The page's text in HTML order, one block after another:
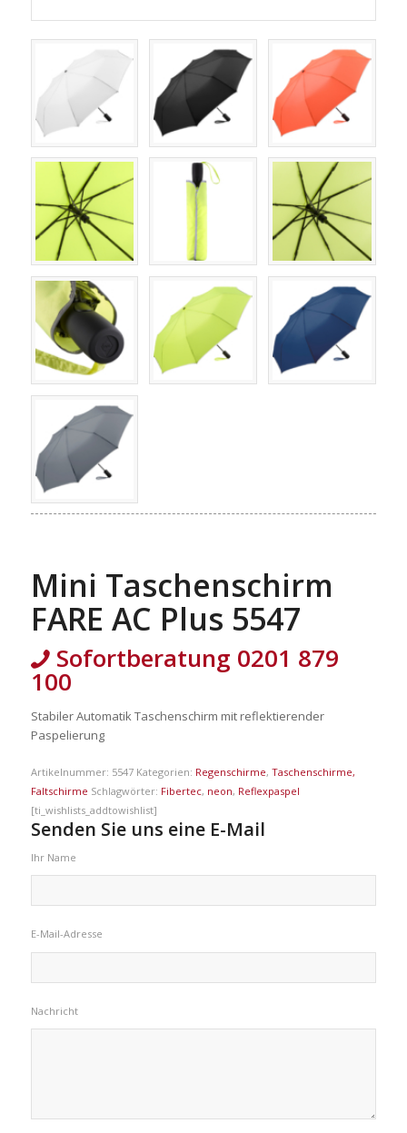
Mini Taschenschirm
FARE AC Plus 5547
Sofortberatung 0201 879
100
Stabiler Automatik Taschenschirm mit reflektierender
Paspelierung
Artikelnummer: 5547 Kategorien: Regenschirme, Taschenschirme,
Faltschirme Schlagwörter: Fibertec, neon, Reflexpaspel
[ti_wishlists_addtowishlist]
Senden Sie uns eine E-Mail
Ihr Name
E-Mail-Adresse
Nachricht